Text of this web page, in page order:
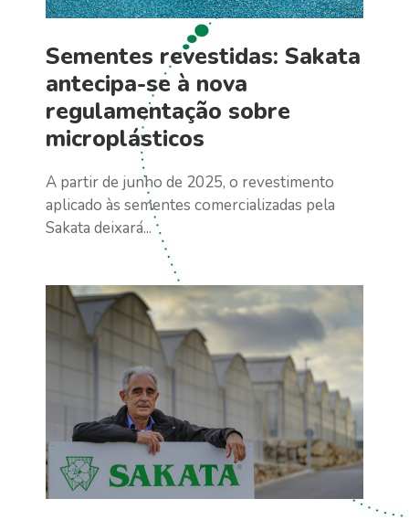
Sementes revestidas: Sakata
antecipa-se à nova
regulamentação sobre
microplásticos
A partir de junho de 2025, o revestimento
aplicado às sementes comercializadas pela
Sakata deixará...